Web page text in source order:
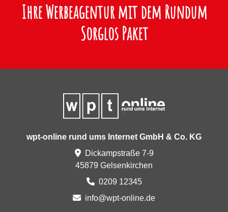
Ihre Werbeagentur mit dem Rundum
Sorglos Paket
wpt-online rund ums Internet GmbH & Co. KG
Dickampstraße 7-9
45879 Gelsenkirchen
0209 12345
info@wpt-on line.de